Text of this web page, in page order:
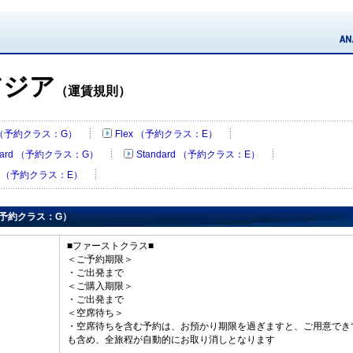
ア （運賃規則）
予約クラス：G）
Flex （予約クラス：E）
（予約クラス：G）
Standard （予約クラス：E）
予約クラス：E）
約クラス：G）
■ファーストクラス■
＜ご予約期限＞
・ご出発まで
＜ご購入期限＞
・ご出発まで
＜空席待ち＞
・空席待ちを含む予約は、お預かり期限を過ぎますと、ご用意で
も含め、全旅程が自動的にお取り消しとなります